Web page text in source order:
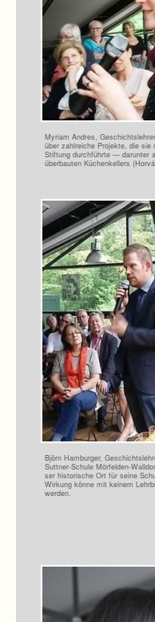
Myriam And­res,
über zahl­rei­che Pro­jekte, die sie
Stiftung durch­führte — dar­un­ter
über­bau­ten Küchen­kel­lers
Björn Ham­bur­ger,
Suttner-Schule Mörfelden-
ser his­to­ri­sche Ort für seine
Wir­kung könne mit kei­nem
werden.